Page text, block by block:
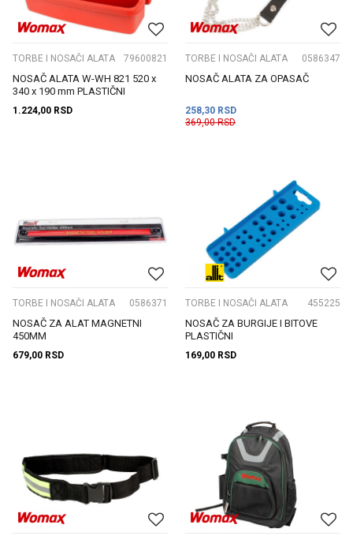
TORBE I NOSAČI ALATA 79600821
NOSAČ ALATA W-WH 821 520 x
340 x 190 mm PLASTIČNI
1.224,00 RSD
TORBE I NOSAČI ALATA 0586347
NOSAČ ALATA ZA OPASAČ
258,30 RSD
369,00RSD
TORBE I NOSAČI ALATA 0586371
NOSAČ ZA ALAT MAGNETNI
450MM
679,00 RSD
TORBE I NOSAČI ALATA 455225
NOSAČ ZA BURGIJE I BITOVE
PLASTIČNI
169,00 RSD